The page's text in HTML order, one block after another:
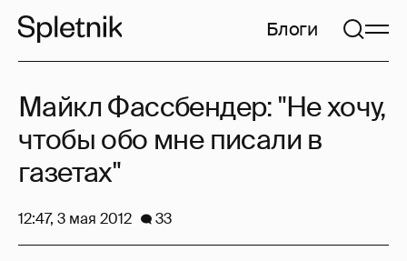
Блоги
Майкл Фассбендер: "Не хочу,
чтобы обо мне писали в
газетах"
12:47, 3 мая 2012 33